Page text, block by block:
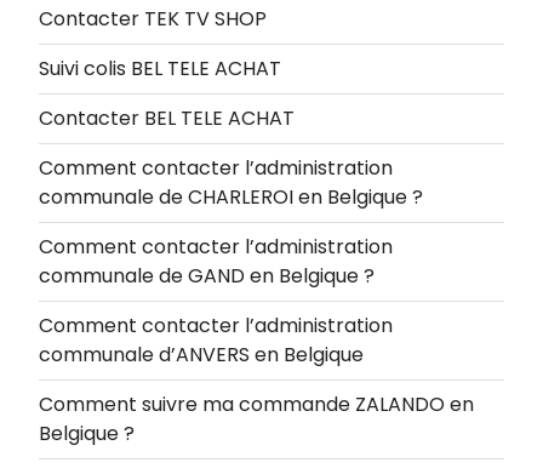
Contacter TEK TV SHOP
Suivi colis BEL TELE ACHAT
Contacter BEL TELE ACHAT
Comment contacter l’administration
communale de CHARLEROI en Belgique ?
Comment contacter l’administration
communale de GAND en Belgique ?
Comment contacter l’administration
communale d’ANVERS en Belgique
Comment suivre ma commande ZALANDO en
Belgique ?